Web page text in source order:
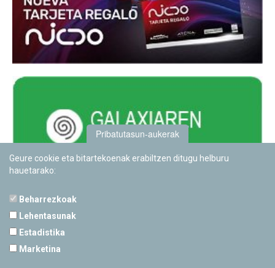
Pribatutasun-aukerak
Geure cookie eta bitartekoenak erabiltzen ditugu helburu
hauetarako:
Beharrezkoak
Lehentasunak
Estadistika
Marketina